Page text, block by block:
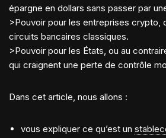
épargne en dollars sans passer par
>Pouvoir pour les entreprises crypto,
circuits bancaires classiques.
>Pouvoir pour les États, ou au
qui craignent une perte de contrôle
Dans cet article, nous allons :
vous expliquer ce qu’est un